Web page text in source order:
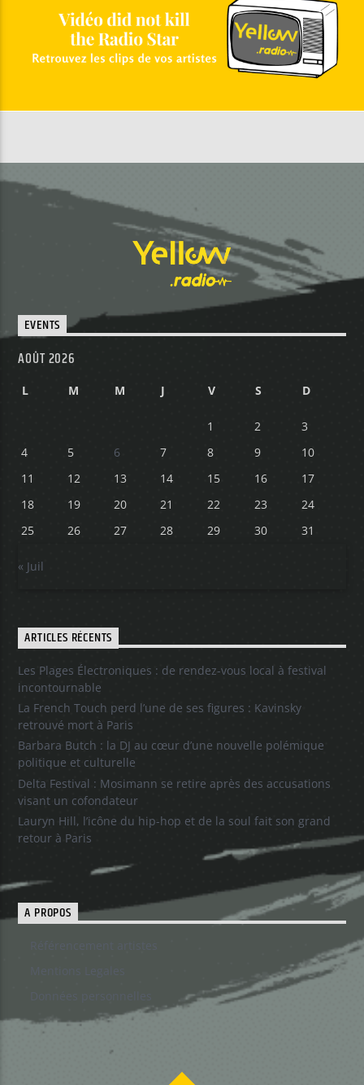
EVENTS
AOÛT 2026
L M M J V S D
1 2
3
4
5 6 7 8 9
10
11
12 13 14 15 16
17
18
19 20 21 22 23
24
25
26 27 28 29 30 31
« Juil
ARTICLES RÉCENTS
Les Plages Électroniques : de rendez-vous local à festival
incontournable
La French Touch perd l’une de ses figures : Kavinsky
retrouvé mort à Paris
Barbara Butch : la DJ au cœur d’une nouvelle polémique
politique et culturelle
Delta Festival : Mosimann se retire après des accusations
visant un cofondateur
Lauryn Hill, l’icône du hip-hop et de la soul fait son grand
retour à Paris
A PROPOS